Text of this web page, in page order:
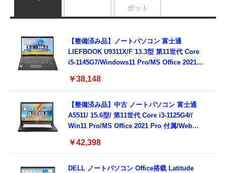
【整備済み品】ノートパソコン 富士通
LIEFBOOK U9311X/F 13.3型 第11世代 Core
i5-1145G7/Windows11 Pro/MS Office 2021搭
Type-C/360度回転対応/有線静音マウス付
8GB,SSD256GB)
￥38,148
【整備済み品】中古 ノートパソコン 富士通
A5511/ 15.6型/ 第11世代 Core i3-1125G4//
Win11 Pro/MS Office 2021 Pro 付属/Webカ
3.0)/ 有線静音マウス付属/ 180日保証（メモリ
￥42,398
DELL ノートパソコン Office搭载 Latitude
ボット